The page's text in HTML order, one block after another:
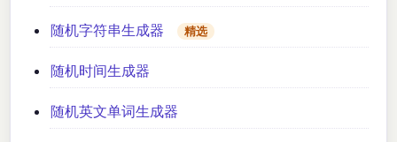
随机字符串生成器 精选
随机时间生成器
随机英文单词生成器